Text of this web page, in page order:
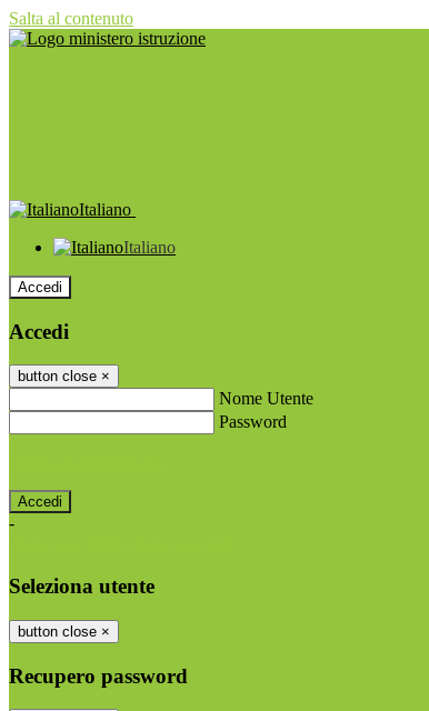
Salta al contenuto
Italiano
Italiano
Accedi
Accedi
button close ×
Nome Utente
Password
-
Seleziona utente
button close ×
Recupero password